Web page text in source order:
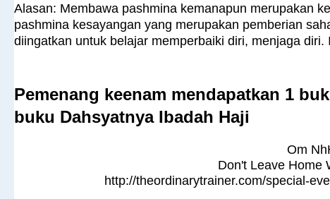
Alasan: Membawa pashmina kemanapun merupakan
pashmina kesayangan yang merupakan pemberian
diingatkan untuk belajar memperbaiki diri, menjaga
Pemenang keenam mendapatkan 1
buku Dahsyatnya Ibadah Haji
Om
Don't Leave Home
http://theordinarytrainer.com/special-